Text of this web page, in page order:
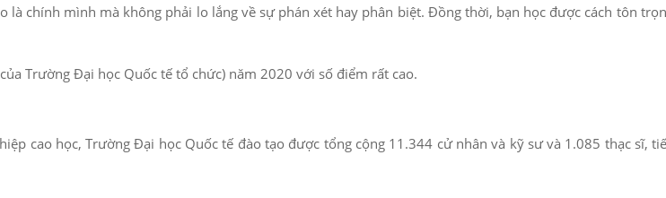
chính mình mà không phải lo lắng về sự phán xét hay phân biệt. Đồng thời, bạn học được cách tôn
Trường Đại học Quốc tế tổ chức) năm 2020 với số điểm rất cao.
cao học, Trường Đại học Quốc tế đào tạo được tổng cộng 11.344 cử nhân và kỹ sư và 1.085 thạc sĩ,